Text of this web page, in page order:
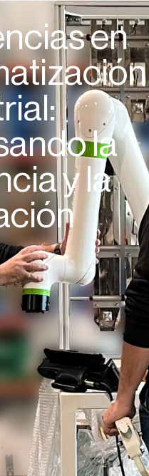
en
la
y la